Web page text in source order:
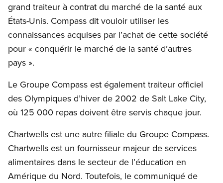
grand traiteur à contrat du marché de la santé aux
États-Unis. Compass dit vouloir utiliser les
connaissances acquises par l’achat de cette société
pour « conquérir le marché de la santé d’autres
pays ».
Le Groupe Compass est également traiteur officiel
des Olympiques d’hiver de 2002 de Salt Lake City,
où 125 000 repas doivent être servis chaque jour.
Chartwells est une autre filiale du Groupe Compass.
Chartwells est un fournisseur majeur de services
alimentaires dans le secteur de l’éducation en
Amérique du Nord. Toutefois, le communiqué de